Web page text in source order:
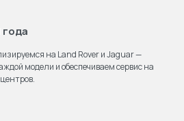
года
на Land Rover и Jaguar —
модели и обеспечиваем сервис на